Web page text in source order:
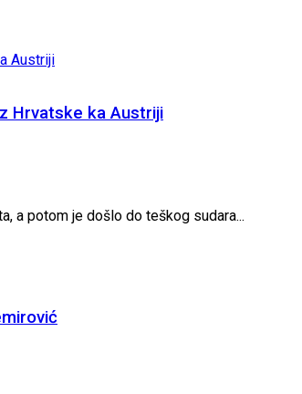
Hrvatske ka Austriji
a potom je došlo do teškog sudara...